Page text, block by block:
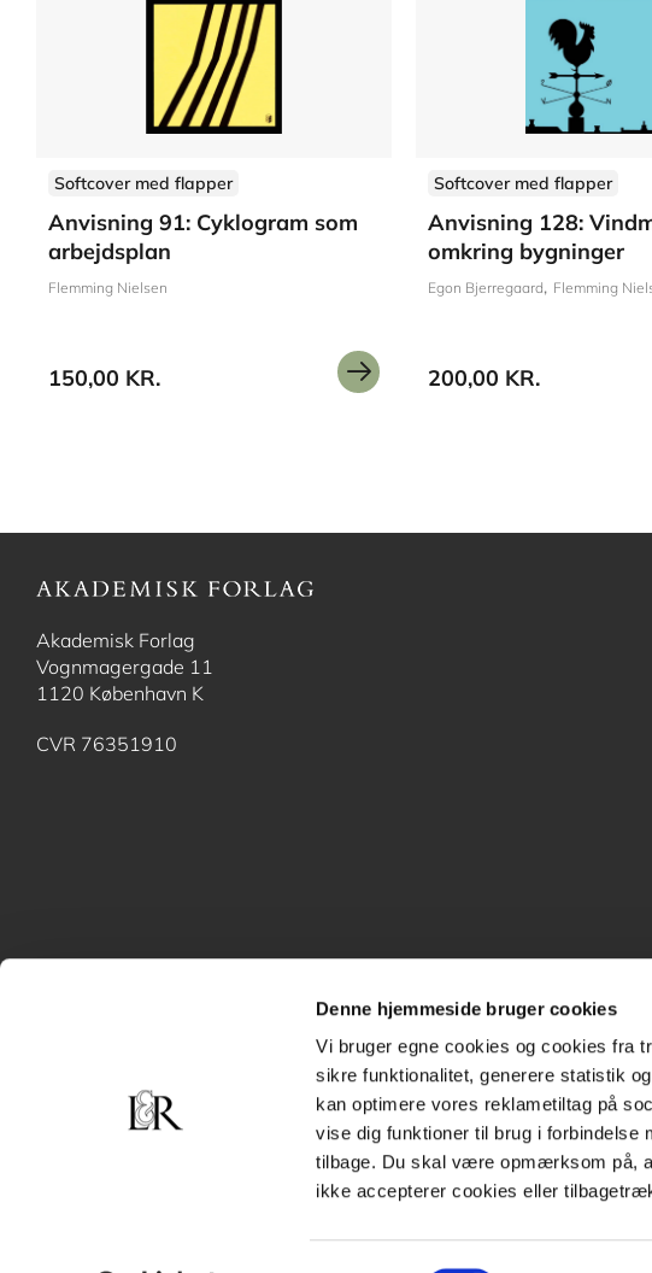
Denne hjemmeside bruger cookies
Vi bruger egne cookies og cookies fra
sikre funktionalitet, generere statistik
kan optimere vores reklametiltag på
vise dig funktioner til brug i
tilbage. Du skal være opmærksom på,
ikke accepterer cookies eller
Softcover med flapper
Anvisning 91: Cyklogram som
arbejdsplan
Flemming Nielsen
150,00 KR.
Softcover med flapper
Anvisning 128:
omkring bygninger
Egon Bjerregaard Flemming
200,00 KR.
Akademisk Forlag
Vognmagergade 11
1120 København K
CVR 76351910